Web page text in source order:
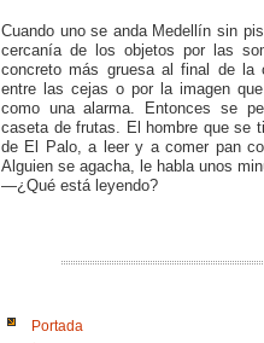
Cuando uno se anda Medellín sin
cercanía de los objetos por las
concreto más gruesa al final de la
entre las cejas o por la imagen
como una alarma. Entonces se
caseta de frutas. El hombre que se
de El Palo, a leer y a comer pan
Alguien se agacha, le habla unos
—¿Qué está leyendo?
Portada